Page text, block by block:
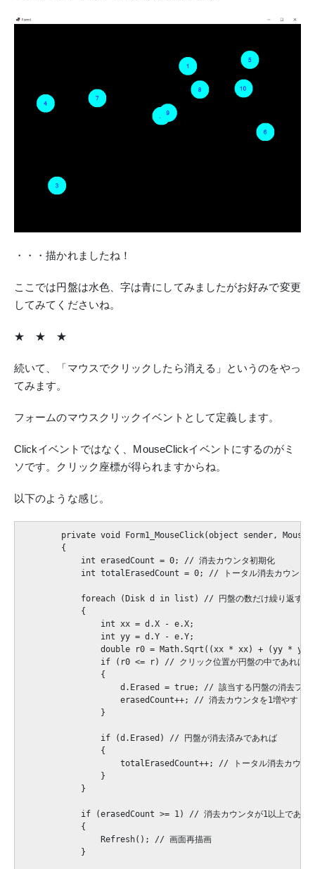
・・・描かれましたね！
ここでは円盤は水色、字は青にしてみましたがお好みで変更
してみてくださいね。
★ ★ ★
続いて、「マウスでクリックしたら消える」というのをやっ
てみます。
フォームのマウスクリックイベントとして定義します。
Clickイベントではなく、MouseClickイベントにするのがミ
ソです。クリック座標が得られますからね。
以下のような感じ。
private void Form1_MouseClick(object sender,
        {
            int erasedCount = 0; // 消去カウンタ初期化
int totalErasedCount = 0; // トータル消去カウンタ
            foreach (Disk d in list) // 円盤の数だけ繰り返す
            {
                int xx = d.X - e.X;
                int yy = d.Y - e.Y;
double r0 = Math.Sqrt((xx * xx) + (yy *
                if (r0 <= r) // クリック位置が円盤の中であれば
                {
d.Erased = true; // 該当する円盤の消去フラ
                    erasedCount++; // 消去カウンタを1増やす
                }
                if (d.Erased) // 円盤が消去済みであれば
                {
totalErasedCount++; // トータル消去カウン
                }
            }
if (erasedCount >= 1) // 消去カウンタが1以上であれ
            {
                Refresh(); // 画面再描画
            }